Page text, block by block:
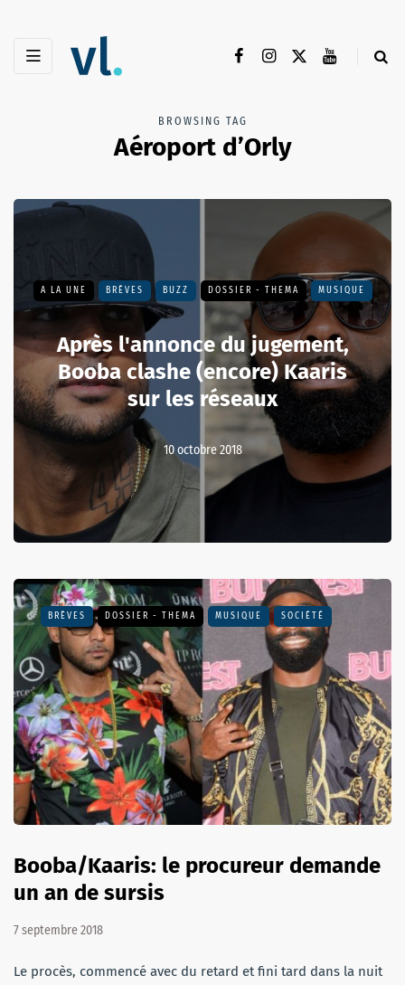
BROWSING TAG
Aéroport d’Orly
A LA UNE BRÈVES BUZZ DOSSIER - THEMA MUSIQUE
Après l'annonce du jugement,
Booba clashe (encore) Kaaris
sur les réseaux
10 octobre 2018
BRÈVES DOSSIER - THEMA MUSIQUE SOCIÉTÉ
Booba/Kaaris: le procureur demande
un an de sursis
7 septembre 2018
Le procès, commencé avec du retard et fini tard dans la nuit